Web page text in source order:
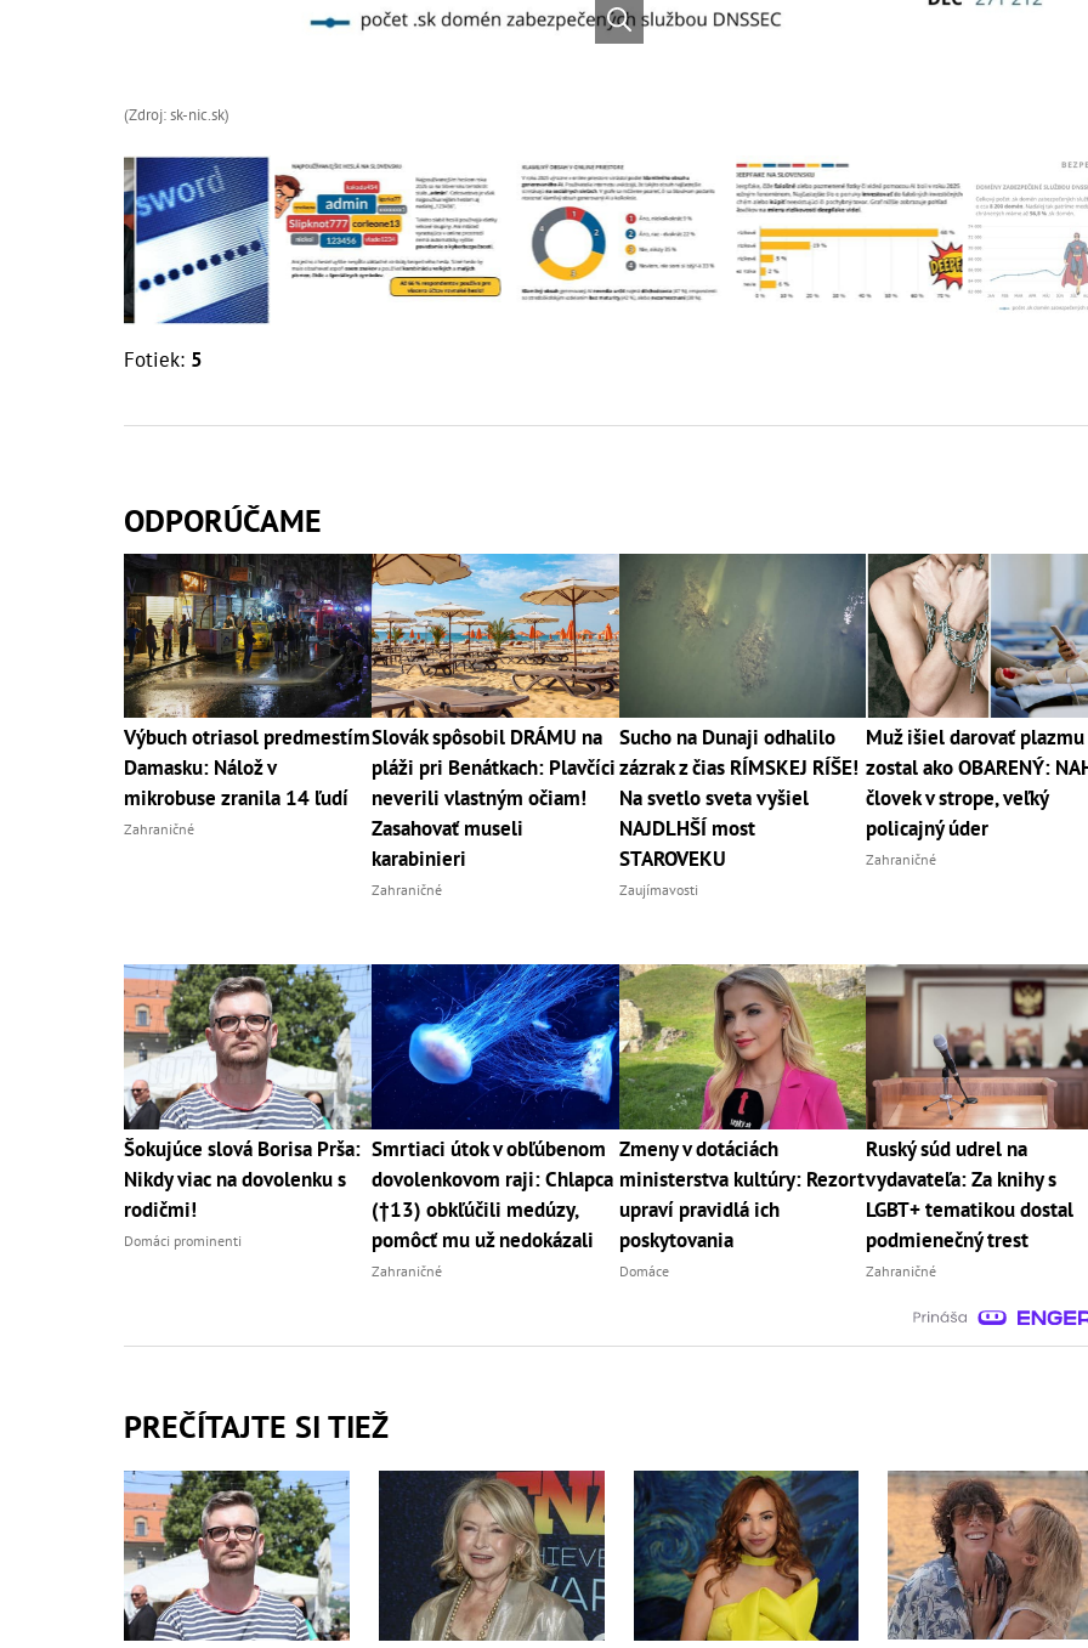
(Zdroj: sk-nic.sk)
Fotiek: 5
ODPORÚČAME
Výbuch otriasol predmestím
Damasku: Nálož v
mikrobuse zranila 14 ľudí
Zahraničné
Slovák spôsobil DRÁMU na
pláži pri Benátkach: Plavčíci
neverili vlastným očiam!
Zasahovať museli
karabinieri
Zahraničné
Sucho na Dunaji odhalilo
zázrak z čias RÍMSKEJ RÍŠE!
Na svetlo sveta vyšiel
NAJDLHŠÍ most
STAROVEKU
Zaujímavosti
Muž išiel darovať plazmu
zostal ako OBARENÝ:
človek v strope, veľký
policajný úder
Zahraničné
Šokujúce slová Borisa Prša:
Nikdy viac na dovolenku s
rodičmi!
Domáci prominenti
Smrtiaci útok v obľúbenom
dovolenkovom raji: Chlapca
(†13) obkľúčili medúzy,
pomôcť mu už nedokázali
Zahraničné
Zmeny v dotáciách
ministerstva kultúry: Rezort
upraví pravidlá ich
poskytovania
Domáce
Ruský súd udrel na
vydavateľa: Za knihy s
LGBT+ tematikou dostal
podmienečný trest
Zahraničné
PREČÍTAJTE SI TIEŽ